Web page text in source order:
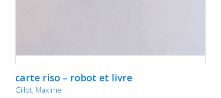
carte riso – robot et livre
Gillot, Maxime